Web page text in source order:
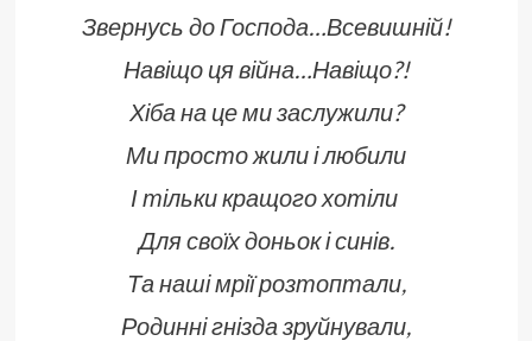
Звернусь до Господа…Всевишній!
Навіщо ця війна…Навіщо?!
Хіба на це ми заслужили?
Ми просто жили і любили
І тільки кращого хотіли
Для своїх доньок і синів.
Та наші мрії розтоптали,
Родинні гнізда зруйнували,